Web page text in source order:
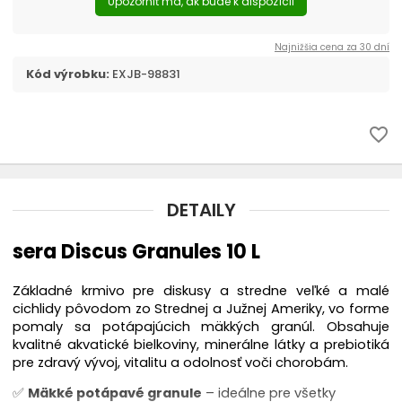
Najnižšia cena za 30 dní
Kód výrobku: EXJB-98831
favorite_border
DETAILY
sera Discus Granules 10 L
Základné krmivo pre diskusy a stredne veľké a malé
cichlidy pôvodom zo Strednej a Južnej Ameriky, vo forme
pomaly sa potápajúcich mäkkých granúl. Obsahuje
kvalitné akvatické bielkoviny, minerálne látky a prebiotiká
pre zdravý vývoj, vitalitu a odolnosť voči chorobám.
✅ Mäkké potápavé granule – ideálne pre všetky